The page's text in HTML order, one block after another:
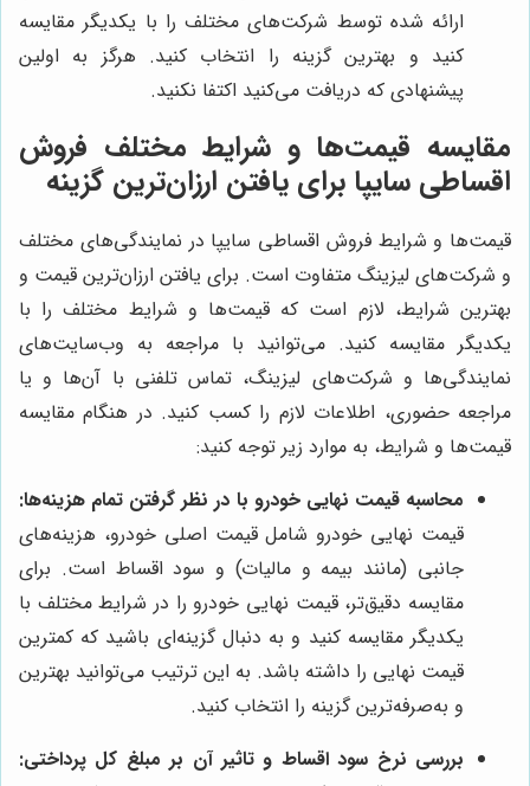
ارائه شده توسط شرکت‌های مختلف را با یکدیگر مقایسه
کنید و بهترین گزینه را انتخاب کنید. هرگز به اولین
پیشنهادی که دریافت می‌کنید اکتفا نکنید.
مقایسه قیمت‌ها و شرایط مختلف فروش
اقساطی سایپا برای یافتن ارزان‌ترین گزینه
قیمت‌ها و شرایط فروش اقساطی سایپا در نمایندگی‌های مختلف
و شرکت‌های لیزینگ متفاوت است. برای یافتن ارزان‌ترین قیمت و
بهترین شرایط، لازم است که قیمت‌ها و شرایط مختلف را با
یکدیگر مقایسه کنید. می‌توانید با مراجعه به وب‌سایت‌های
نمایندگی‌ها و شرکت‌های لیزینگ، تماس تلفنی با آن‌ها و یا
مراجعه حضوری، اطلاعات لازم را کسب کنید. در هنگام مقایسه
قیمت‌ها و شرایط، به موارد زیر توجه کنید:
محاسبه قیمت نهایی خودرو با در نظر گرفتن تمام هزینه‌ها:
قیمت نهایی خودرو شامل قیمت اصلی خودرو، هزینه‌های
جانبی (مانند بیمه و مالیات) و سود اقساط است. برای
مقایسه دقیق‌تر، قیمت نهایی خودرو را در شرایط مختلف با
یکدیگر مقایسه کنید و به دنبال گزینه‌ای باشید که کمترین
قیمت نهایی را داشته باشد. به این ترتیب می‌توانید بهترین
و به‌صرفه‌ترین گزینه را انتخاب کنید.
بررسی نرخ سود اقساط و تاثیر آن بر مبلغ کل پرداختی: